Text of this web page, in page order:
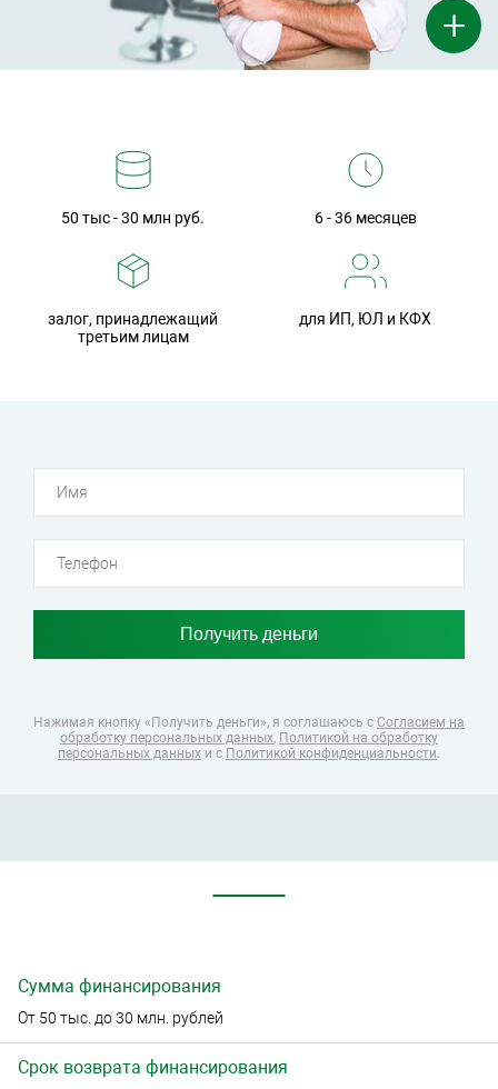
+
50 тыс - 30 млн руб. 6 - 36 месяцев
залог, принадлежащий
третьим лицам
для ИП, ЮЛ и КФХ
Нажимая кнопку «Получить деньги», я соглашаюсь с Согласием на
обработку персональных данных, Политикой на обработку
персональных данных и с Политикой конфиденциальности.
Сумма финансирования
От 50 тыс. до 30 млн. рублей
Срок возврата финансирования